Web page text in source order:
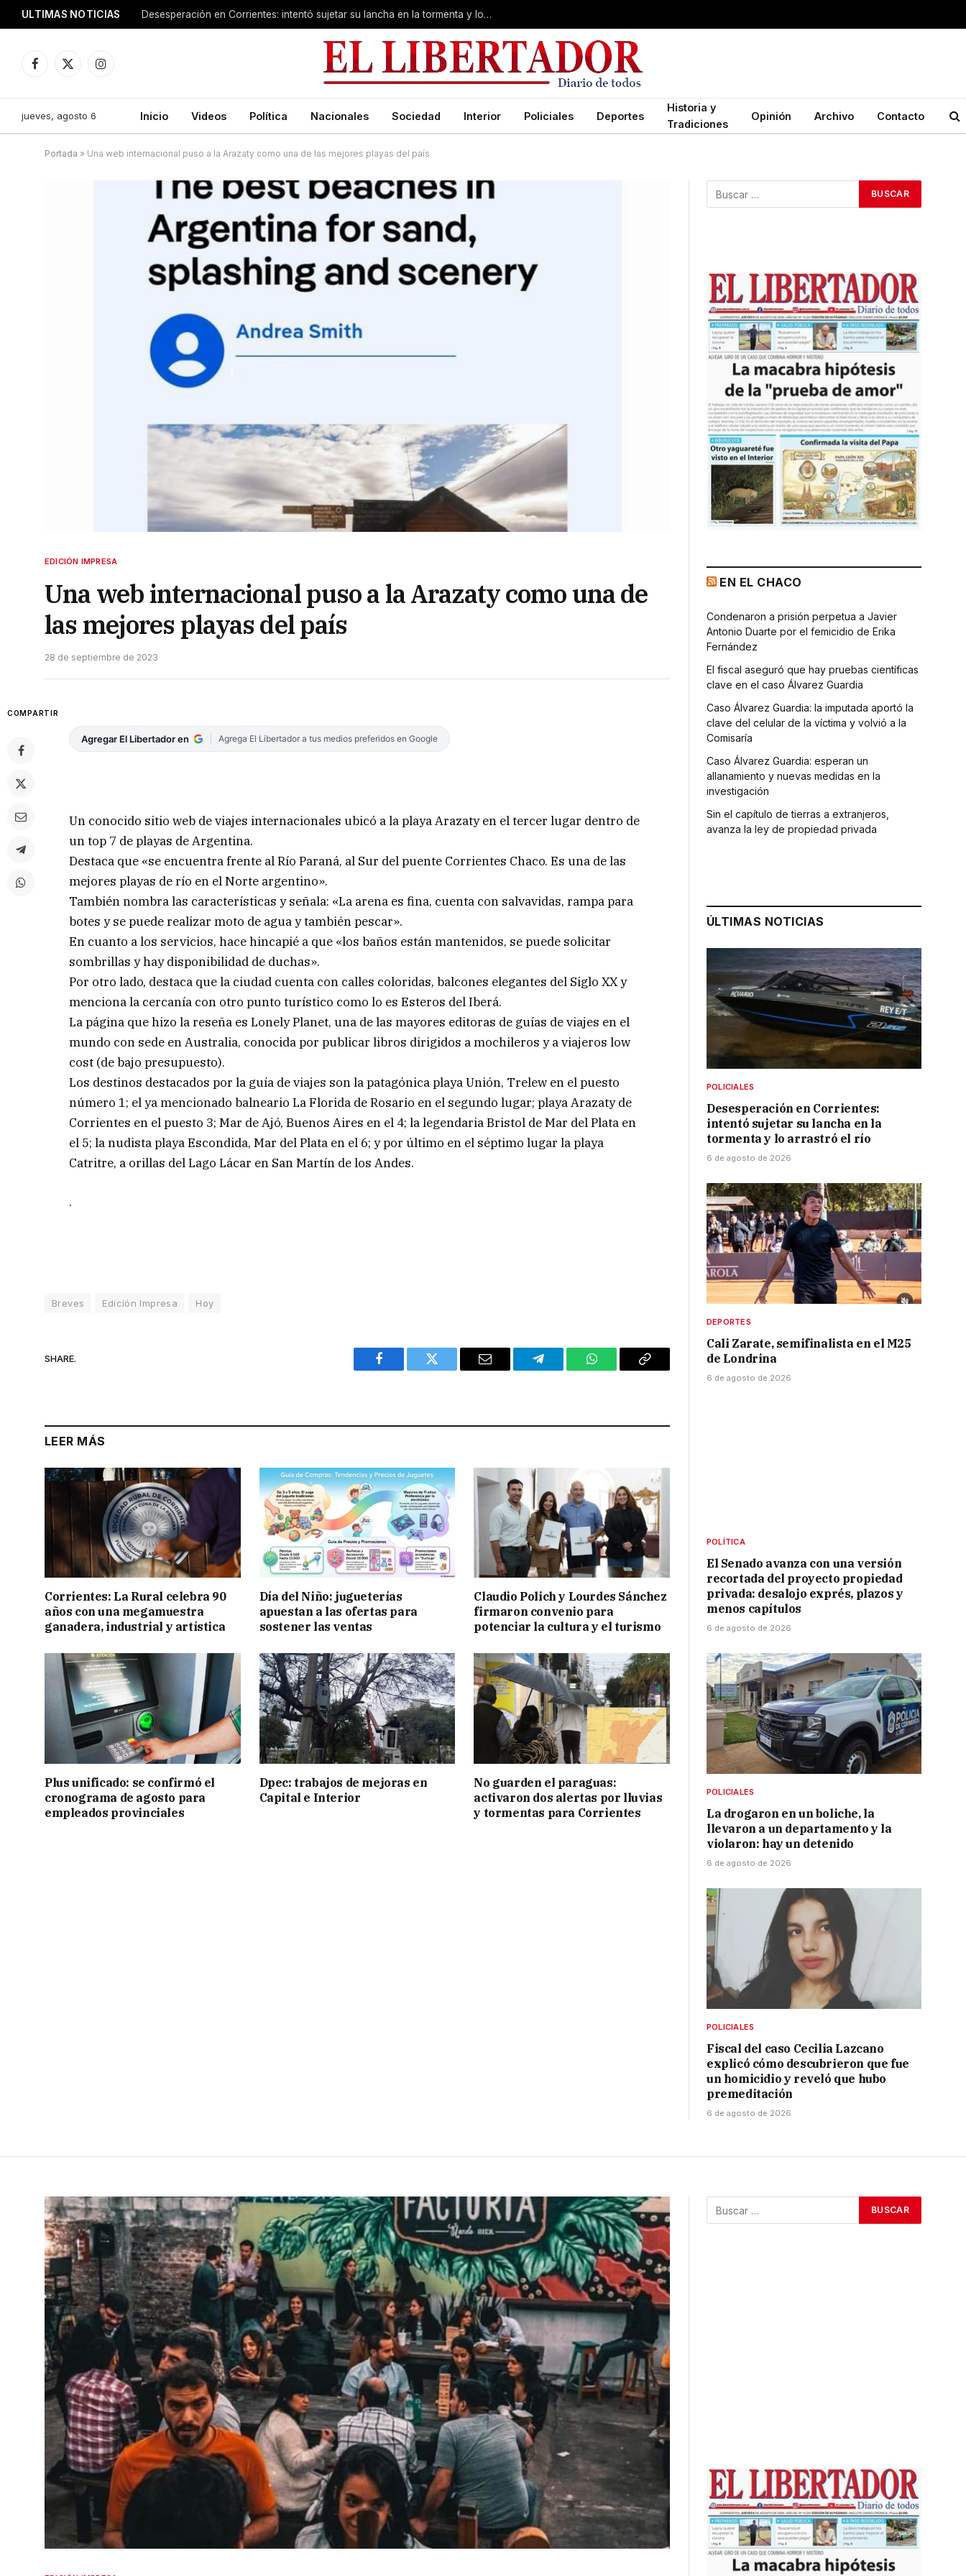
ULTIMAS NOTICIAS Desesperación en Corrientes: intentó sujetar su lancha en la tormenta y lo arrastró el río
Facebook
X
Instagram
jueves, agosto 6 Inicio Videos Política Nacionales Sociedad Interior Policiales Deportes
Historia y
Tradiciones
Opinión Archivo Contacto
Portada » Una web internacional puso a la Arazaty como una de las mejores playas del país
EDICIÓN IMPRESA
Una web internacional puso a la Arazaty como una de
las mejores playas del país
28 de septiembre de 2023
COMPARTIR
Agregar El Libertador en Agrega El Libertador a tus medios preferidos en Google
Un conocido sitio web de viajes internacionales ubicó a la playa Arazaty en el tercer lugar dentro de
un top 7 de playas de Argentina.
Destaca que «se encuentra frente al Río Paraná, al Sur del puente Corrientes Chaco. Es una de las
mejores playas de río en el Norte argentino».
También nombra las características y señala: «La arena es fina, cuenta con salvavidas, rampa para
botes y se puede realizar moto de agua y también pescar».
En cuanto a los servicios, hace hincapié a que «los baños están mantenidos, se puede solicitar
sombrillas y hay disponibilidad de duchas».
Por otro lado, destaca que la ciudad cuenta con calles coloridas, balcones elegantes del Siglo XX y
menciona la cercanía con otro punto turístico como lo es Esteros del Iberá.
La página que hizo la reseña es Lonely Planet, una de las mayores editoras de guías de viajes en el
mundo con sede en Australia, conocida por publicar libros dirigidos a mochileros y a viajeros low
cost (de bajo presupuesto).
Los destinos destacados por la guía de viajes son la patagónica playa Unión, Trelew en el puesto
número 1; el ya mencionado balneario La Florida de Rosario en el segundo lugar; playa Arazaty de
Corrientes en el puesto 3; Mar de Ajó, Buenos Aires en el 4; la legendaria Bristol de Mar del Plata en
el 5; la nudista playa Escondida, Mar del Plata en el 6; y por último en el séptimo lugar la playa
Catritre, a orillas del Lago Lácar en San Martín de los Andes.
.
Breves Edición Impresa Hoy
SHARE.
Facebook Twitter Email Telegram WhatsAppCopy
LEER MÁS
Corrientes: La Rural celebra 90
años con una megamuestra
ganadera, industrial y artística
Día del Niño: jugueterías
apuestan a las ofertas para
sostener las ventas
Claudio Polich y Lourdes Sánchez
firmaron convenio para
potenciar la cultura y el turismo
Plus unificado: se confirmó el
cronograma de agosto para
empleados provinciales
Dpec: trabajos de mejoras en
Capital e Interior
No guarden el paraguas:
activaron dos alertas por lluvias
y tormentas para Corrientes
EN EL CHACO
Condenaron a prisión perpetua a Javier
Antonio Duarte por el femicidio de Erika
Fernández
El fiscal aseguró que hay pruebas científicas
clave en el caso Álvarez Guardia
Caso Álvarez Guardia: la imputada aportó la
clave del celular de la víctima y volvió a la
Comisaría
Caso Álvarez Guardia: esperan un
allanamiento y nuevas medidas en la
investigación
Sin el capítulo de tierras a extranjeros,
avanza la ley de propiedad privada
ÚLTIMAS NOTICIAS
POLICIALES
Desesperación en Corrientes:
intentó sujetar su lancha en la
tormenta y lo arrastró el río
6 de agosto de 2026
DEPORTES
Cali Zarate, semifinalista en el M25
de Londrina
6 de agosto de 2026
POLÍTICA
El Senado avanza con una versión
recortada del proyecto propiedad
privada: desalojo exprés, plazos y
menos capítulos
6 de agosto de 2026
POLICIALES
La drogaron en un boliche, la
llevaron a un departamento y la
violaron: hay un detenido
6 de agosto de 2026
POLICIALES
Fiscal del caso Cecilia Lazcano
explicó cómo descubrieron que fue
un homicidio y reveló que hubo
premeditación
6 de agosto de 2026